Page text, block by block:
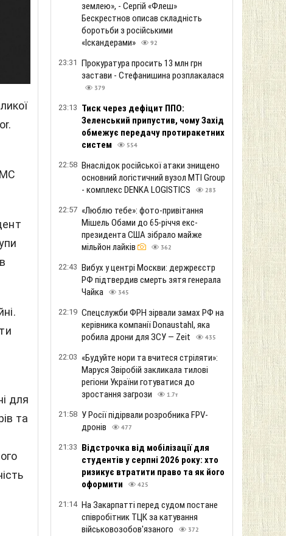
для
та
землею», - Сергій «Флеш»
Бескрестнов описав складність
боротьби з російськими
«Іскандерами»
92
23:31 Прокуратура просить 13 млн грн
застави - Стефанишина розплакалася
379
23:13 Тиск через дефіцит ППО:
Зеленський припустив, чому Захід
обмежує передачу протиракетних
систем
554
22:58 Внаслідок російської атаки знищено
основний логістичний вузол MTI Group
- комплекс DENKA LOGISTICS
283
22:57 «Люблю тебе»: фото-привітання
Мішель Обами до 65-річчя екс-
президента США зібрало майже
мільйон лайків
362
22:43 Вибух у центрі Москви: держреєстр
РФ підтвердив смерть зятя генерала
Чайка
345
22:19 Спецслужби ФРН зірвали замах РФ на
керівника компанії Donaustahl, яка
робила дрони для ЗСУ — Zeit
435
22:03 «Будуйте нори та вчитеся стріляти»:
Маруся Звіробій закликала тилові
регіони України готуватися до
зростання загрози
1.7т
21:58 У Росії підірвали розробника FPV-
дронів
477
21:33 Відстрочка від мобілізації для
студентів у серпні 2026 року: хто
ризикує втратити право та як його
оформити
425
21:14 На Закарпатті перед судом постане
співробітник ТЦК за катування
військовозобов'язаного
372